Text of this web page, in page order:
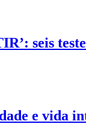
seis
e vida